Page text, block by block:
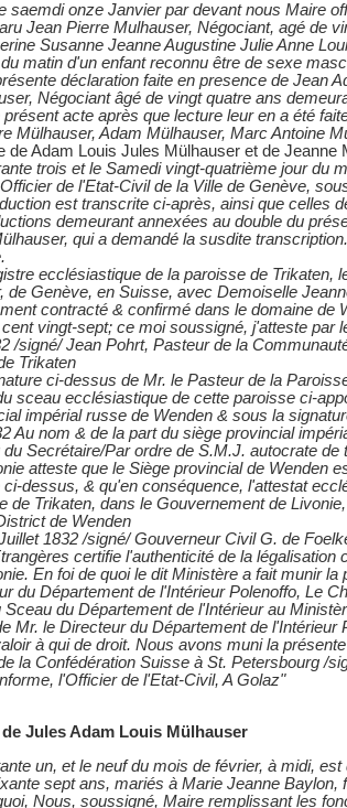
saemdi onze Janvier par devant nous Maire
Jean Pierre Mulhauser, Négociant, agé de
Susanne Jeanne Augustine Julie Anne
matin d'un enfant reconnu être de sexe
déclaration faite en presence de Jean
Négociant âgé de vingt quatre ans
acte après que lecture leur en a été
Mülhauser, Adam Mülhauser, Marc Antoine
de Adam Louis Jules Mülhauser et de Jeanne
trois et le Samedi vingt-quatrième jour du
de l'Etat-Civil de la Ville de Genève,
est transcrite ci-après, ainsi que celles
demeurant annexées au double du
qui a demandé la susdite transcription.
ecclésiastique de la paroisse de Trikaten,
de Genève, en Suisse, avec Demoiselle
contracté & confirmé dans le domaine de
vingt-sept; ce moi soussigné, j'atteste par
/signé/ Jean Pohrt, Pasteur de la
Trikaten
ci-dessus de Mr. le Pasteur de la
sceau ecclésiastique de cette paroisse ci-
impérial russe de Wenden & sous la
Au nom & de la part du siège provincial
Secrétaire/Par ordre de S.M.J. autocrate
atteste que le Siège provincial de Wenden
ci-dessus, & qu'en conséquence, l'attestat
de Trikaten, dans le Gouvernement de
de Wenden
1832 /signé/ Gouverneur Civil G. de
certifie l'authenticité de la
En foi de quoi le dit Ministère a fait munir
du Département de l'Intérieur Polenoffo, Le
Sceau du Département de l'Intérieur au
Mr. le Directeur du Département de l'Intérieur
à qui de droit. Nous avons muni la
la Confédération Suisse à St. Petersbourg /
l'Officier de l'Etat-Civil, A Golaz"
de Jules Adam Louis Mülhauser
un, et le neuf du mois de février, à midi,
sept ans, mariés à Marie Jeanne
Nous, soussigné, Maire remplissant les